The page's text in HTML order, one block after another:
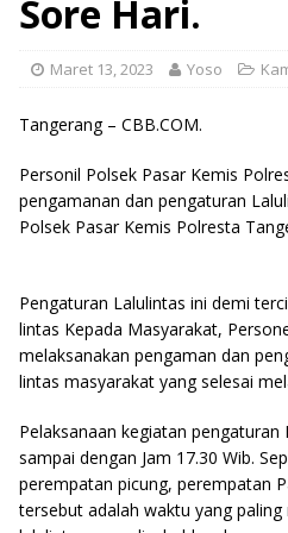
Sore Hari.
Maret 13, 2023 Yoso
Tangerang – CBB.COM.
Personil Polsek Pasar Kemis
pengamanan dan pengaturan
Polsek Pasar Kemis Polresta
Pengaturan Lalulintas ini demi
lintas Kepada Masyarakat,
melaksanakan pengaman dan
lintas masyarakat yang selesai
Pelaksanaan kegiatan
sampai dengan Jam 17.30 Wib.
perempatan picung, perempatan
tersebut adalah waktu yang